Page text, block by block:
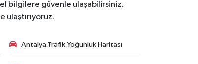
bilgilere güvenle ulaşabilirsiniz.
ulaştırıyoruz.
Antalya Trafik Yoğunluk Haritası